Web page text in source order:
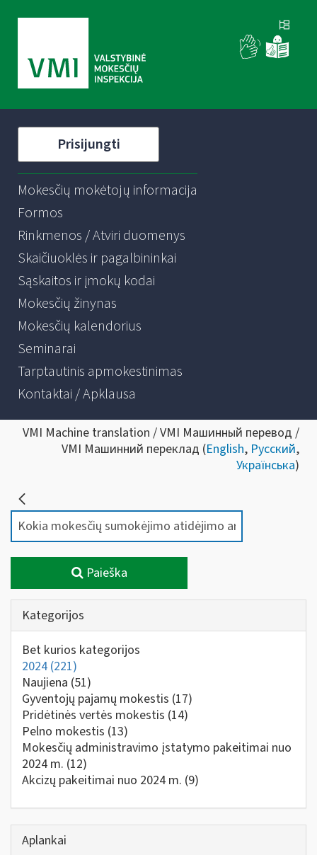
Prisijungti
Mokesčių mokėtojų informacija
Formos
Rinkmenos / Atviri duomenys
Skaičiuoklės ir pagalbininkai
Sąskaitos ir įmokų kodai
Mokesčių žinynas
Mokesčių kalendorius
Seminarai
Tarptautinis apmokestinimas
Kontaktai / Apklausa
VMI Machine translation / VMI Машинный перевод /
VMI Машинний переклад (English, Русский,
Українська)
Paieška
Kategorijos
Bet kurios kategorijos
2024 (221)
Naujiena (51)
Gyventojų pajamų mokestis (17)
Pridėtinės vertės mokestis (14)
Pelno mokestis (13)
Mokesčių administravimo įstatymo pakeitimai nuo
2024 m. (12)
Akcizų pakeitimai nuo 2024 m. (9)
Aplankai